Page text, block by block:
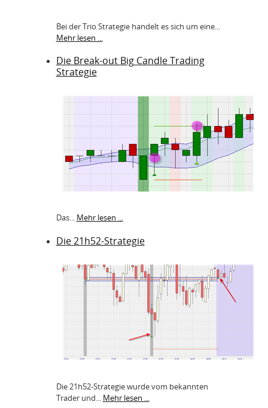
Bei der Trio Strategie handelt es sich um eine...
Mehr lesen ...
Die Break-out Big Candle Trading
Strategie
Das... Mehr lesen ...
Die 21h52-Strategie
Die 21h52-Strategie wurde vom bekannten
Trader und... Mehr lesen ...